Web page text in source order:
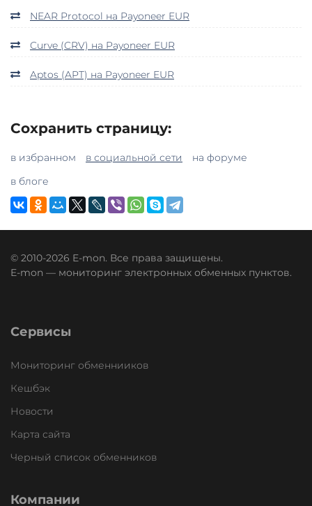
NEAR Protocol на Payoneer EUR
Curve (CRV) на Payoneer EUR
Aptos (APT) на Payoneer EUR
Сохранить страницу:
в избранном в социальной сети
на форуме
в блоге
© 2010-2026 E-mon. Все права защищены.
E-mon — мониторинг электронных обменных пунктов.
Сервисы
Мониторинг обменнииков
Кешбэк
Новости
Карта сайта
Черный список обменников
Компании